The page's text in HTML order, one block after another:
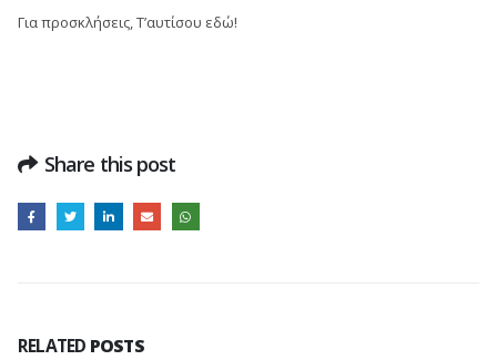
Για προσκλήσεις, Τ’αυτίσου εδώ!
Share this post
RELATED POSTS